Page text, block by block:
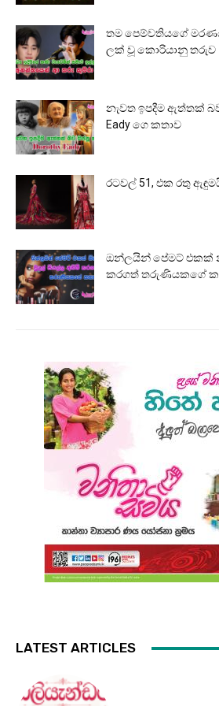
තම පෙම්වතියගේ
ලක් වූ කොරියානු තරුව
නැවත ඉපදීම ඇත්තක්
Eady ගෙ කතාව
රටවල් 51, එක රතු
ඔන්ලයින් පේමට් එකක්
කරගත් තරුණියකගේ
LATEST ARTICLES